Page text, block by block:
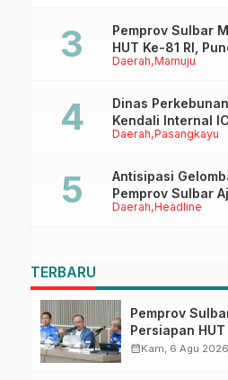
Daerah Mamuju
Pemprov Sulbar
HUT Ke-81 RI,
Lapangan Ahmad
Daerah Pasangkayu
Dinas
Kendali Internal
Sertifikasi ISPO
Daerah Headline
Antisipasi
Pemprov Sulbar
Ruang Digital
TERBARU
Pemprov
Persiapan
Upacara di
calendar_monthKam, 6 Agu 2026